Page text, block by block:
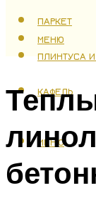
ПАРКЕТ
ПЛИНТУСА
КАФЕЛЬ
МЕНЮ
МЕНЮ